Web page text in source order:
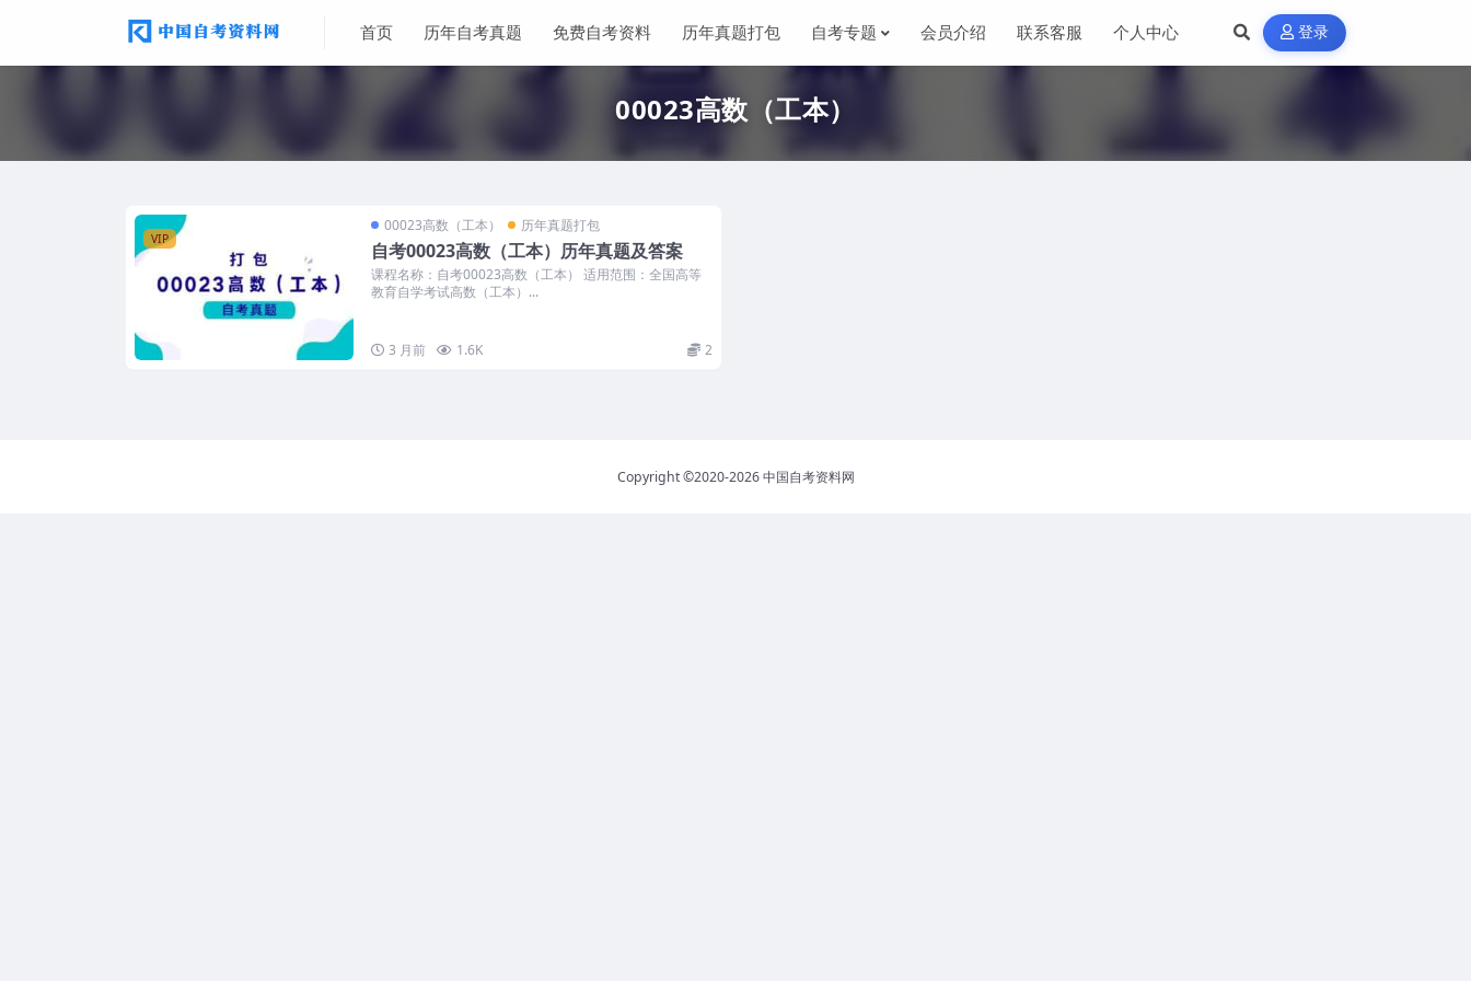
首页 历年自考真题 免费自考资料 历年真题打包 自考专题 会员介绍 联系客服 个人中心 登录
00023高数（工本）
VIP
00023高数（工本） 历年真题打包
自考00023高数（工本）历年真题及答案
课程名称：自考00023高数（工本） 适用范围：全国高等
教育自学考试高数（工本）...
3 月前 1.6K 2
Copyright ©2020-2026中国自考资料网